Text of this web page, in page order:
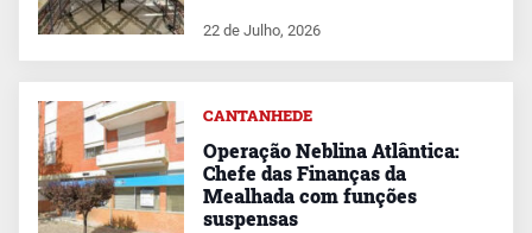
22 de Julho, 2026
CANTANHEDE
Operação Neblina Atlântica:
Chefe das Finanças da
Mealhada com funções
suspensas